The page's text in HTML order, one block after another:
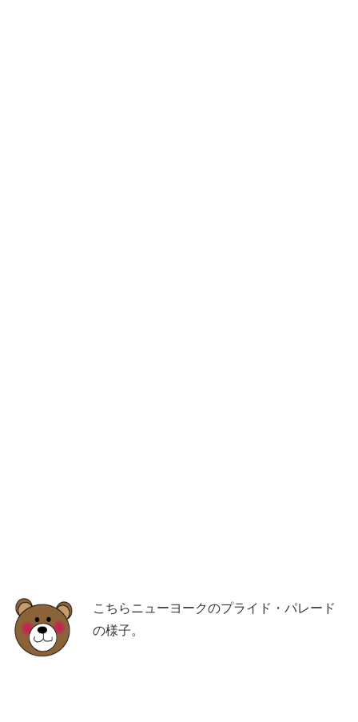
こちらニューヨークのプライド・パレード
の様子。